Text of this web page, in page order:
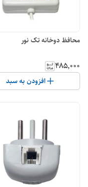
محافظ دوخانه تک نور
۴۸۵٬۰۰۰
افزودن به سبد